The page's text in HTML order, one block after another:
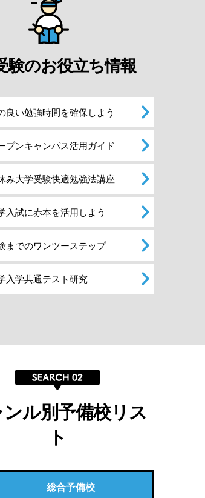
験のお役立ち情報
良い勉強時間を確保しよう
プンキャンパス活用ガイド
み大学受験快適勉強法講座
入試に赤本を活用しよう
までのワンツーステップ
入学共通テスト研究
ンル別予備校リス
ト
総合予備校